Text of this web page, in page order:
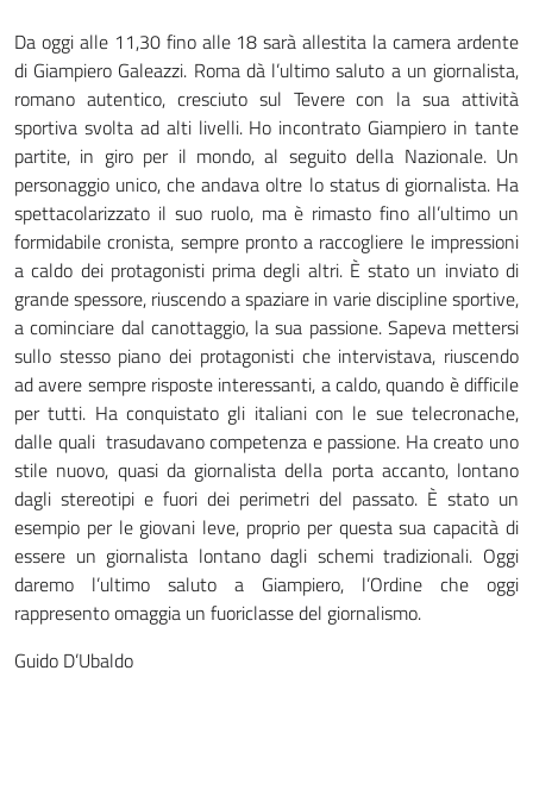
Da oggi alle 11,30 fino alle 18 sarà allestita la camera ardente
di Giampiero Galeazzi. Roma dà l’ultimo saluto a un giornalista,
romano autentico, cresciuto sul Tevere con la sua attività
sportiva svolta ad alti livelli. Ho incontrato Giampiero in tante
partite, in giro per il mondo, al seguito della Nazionale. Un
personaggio unico, che andava oltre lo status di giornalista. Ha
spettacolarizzato il suo ruolo, ma è rimasto fino all’ultimo un
formidabile cronista, sempre pronto a raccogliere le impressioni
a caldo dei protagonisti prima degli altri. È stato un inviato di
grande spessore, riuscendo a spaziare in varie discipline sportive,
a cominciare dal canottaggio, la sua passione. Sapeva mettersi
sullo stesso piano dei protagonisti che intervistava, riuscendo
ad avere sempre risposte interessanti, a caldo, quando è difficile
per tutti. Ha conquistato gli italiani con le sue telecronache,
dalle quali trasudavano competenza e passione. Ha creato uno
stile nuovo, quasi da giornalista della porta accanto, lontano
dagli stereotipi e fuori dei perimetri del passato. È stato un
esempio per le giovani leve, proprio per questa sua capacità di
essere un giornalista lontano dagli schemi tradizionali. Oggi
daremo l’ultimo saluto a Giampiero, l’Ordine che oggi
rappresento omaggia un fuoriclasse del giornalismo.
Guido D’Ubaldo